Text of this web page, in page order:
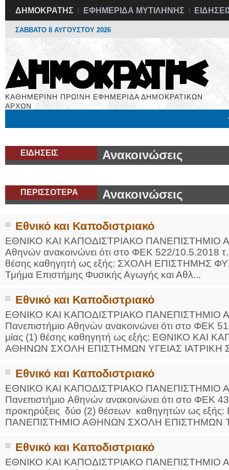
ΔΗΜΟΚΡΑΤΗΣ ΕΦΗΜΕΡΙΔΑ ΜΥΤΙΛΗΝΗΣ
ΣΑΒΒΑΤΟ 8 ΑΥΓΟΥΣΤΟΥ 2026
ΚΑΘΗΜΕΡΙΝΗ ΠΡΩΙΝΗ ΕΦΗΜΕΡΙΔΑ ΔΗΜΟΚΡΑΤΙΚΩΝ
ΑΡΧΩΝ
ΕΙΔΗΣΕΙΣ Ανακοινώσεις
ΠΕΡΙΣΣΟΤΕΡΑ Ανακοινώσεις
Εθνικό και Καποδιστριακό
ΕΘΝΙΚΟ ΚΑΙ ΚΑΠΟΔΙΣΤΡΙΑΚΟ ΠΑΝΕΠΙΣΤΗΜΙΟ
Aθηνών ανακοινώνει ότι στο ΦΕΚ 522/10.5.2018
θέσης καθηγητή ως εξής: ΣΧΟΛΗ ΕΠΙΣΤΗΜΗΣ
Τμήμα Επιστήμης Φυσικής Αγωγής και Αθλ...
Εθνικό και Καποδιστριακό
ΕΘΝΙΚΟ ΚAI ΚΑΠΟΔΙΣΤΡΙΑΚΟ
Πανεπιστήμιο Αθηνών ανακοινώνει ότι στο ΦΕΚ
μίας (1) θέσης καθηγητή ως εξής: ΕΘΝΙΚΟ ΚΑΙ
ΑΘΗΝΩΝ ΣΧΟΛΗ ΕΠΙΣΤΗΜΩΝ ΥΓΕΙΑΣ ΙΑΤΡΙΚΗ
Εθνικό και Καποδιστριακό
ΕΘΝΙΚΟ ΚΑΙ ΚΑΠΟΔΙΣΤΡΙΑΚΟ
Πανεπιστήμιο Aθηνών ανακοινώνει ότι στο ΦEK
προκηρύξεις δύο (2) θέσεων καθηγητών ως
ΠΑΝΕΠΙΣΤΗΜΙΟ ΑΘΗΝΩΝ ΣΧΟΛΗ ΕΠΙΣΤΗΜΩΝ
Εθνικό και Καποδιστριακό
ΕΘΝΙΚΟ ΚΑΙ ΚΑΠΟΔΙΣΤΡΙΑΚΟ